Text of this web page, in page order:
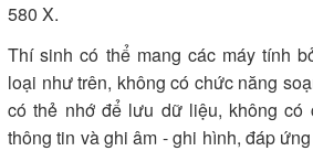
580 X.
Thí sinh có thể mang các máy tính
loại như trên, không có chức năng
có thẻ nhớ để lưu dữ liệu, không có
thông tin và ghi âm - ghi hình, đáp